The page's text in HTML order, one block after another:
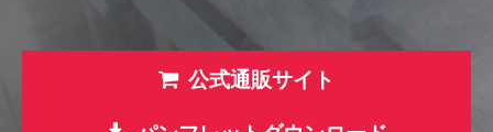
公式通販サイト